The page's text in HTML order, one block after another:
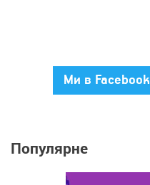
Ми в Facebook
Популярне